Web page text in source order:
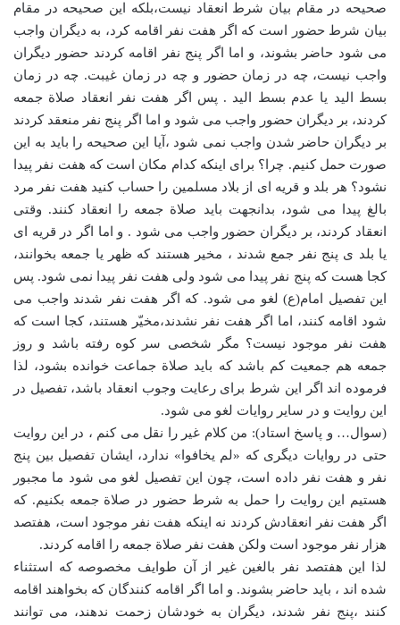
صحیحه در مقام بیان شرط انعقاد نیست،بلکه این صحیحه در مقام
بیان شرط حضور است که اگر هفت نفر اقامه کرد، به دیگران واجب
می شود حاضر بشوند، و اما اگر پنج نفر اقامه کردند حضور دیگران
واجب نیست، چه در زمان حضور و چه در زمان غیبت. چه در زمان
بسط الید یا عدم بسط الید . پس اگر هفت نفر انعقاد صلاة جمعه
کردند، بر دیگران حضور واجب می شود و اما اگر پنج نفر منعقد کردند
بر دیگران حاضر شدن واجب نمی شود ،آیا این صحیحه را باید به این
صورت حمل کنیم. چرا؟ برای اینکه کدام مکان است که هفت نفر پیدا
نشود؟ هر بلد و قریه ای از بلاد مسلمین را حساب کنید هفت نفر مرد
بالغ پیدا می شود، بدانجهت باید صلاة جمعه را انعقاد کنند. وقتی
انعقاد کردند، بر دیگران حضور واجب می شود . و اما اگر در قریه ای
یا بلد ی پنج نفر جمع شدند ، مخیر هستند که ظهر یا جمعه بخوانند،
کجا هست که پنج نفر پیدا می شود ولی هفت نفر پیدا نمی شود. پس
این تفصیل امام(ع) لغو می شود. که اگر هفت نفر شدند واجب می
شود اقامه کنند، اما اگر هفت نفر نشدند،مخیّر هستند، کجا است که
هفت نفر موجود نیست؟ مگر شخصی سر کوه رفته باشد و روز
جمعه هم جمعیت کم باشد که باید صلاة جماعت خوانده بشود، لذا
فرموده اند اگر این شرط برای رعایت وجوب انعقاد باشد، تفصیل در
این روایت و در سایر روایات لغو می شود.
(سوال… و پاسخ استاد): من کلام غیر را نقل می کنم ، در این روایت
حتی در روایات دیگری که «لم یخافوا» ندارد، ایشان تفصیل بین پنج
نفر و هفت نفر داده است، چون این تفصیل لغو می شود ما مجبور
هستیم این روایت را حمل به شرط حضور در صلاة جمعه بکنیم. که
اگر هفت نفر انعقادش کردند نه اینکه هفت نفر موجود است، هفتصد
هزار نفر موجود است ولکن هفت نفر صلاة جمعه را اقامه کردند.
لذا این هفتصد نفر بالغین غیر از آن طوایف مخصوصه که استثناء
شده اند ، باید حاضر بشوند. و اما اگر اقامه کنندگان که بخواهند اقامه
کنند ،پنج نفر شدند، دیگران به خودشان زحمت ندهند، می توانند